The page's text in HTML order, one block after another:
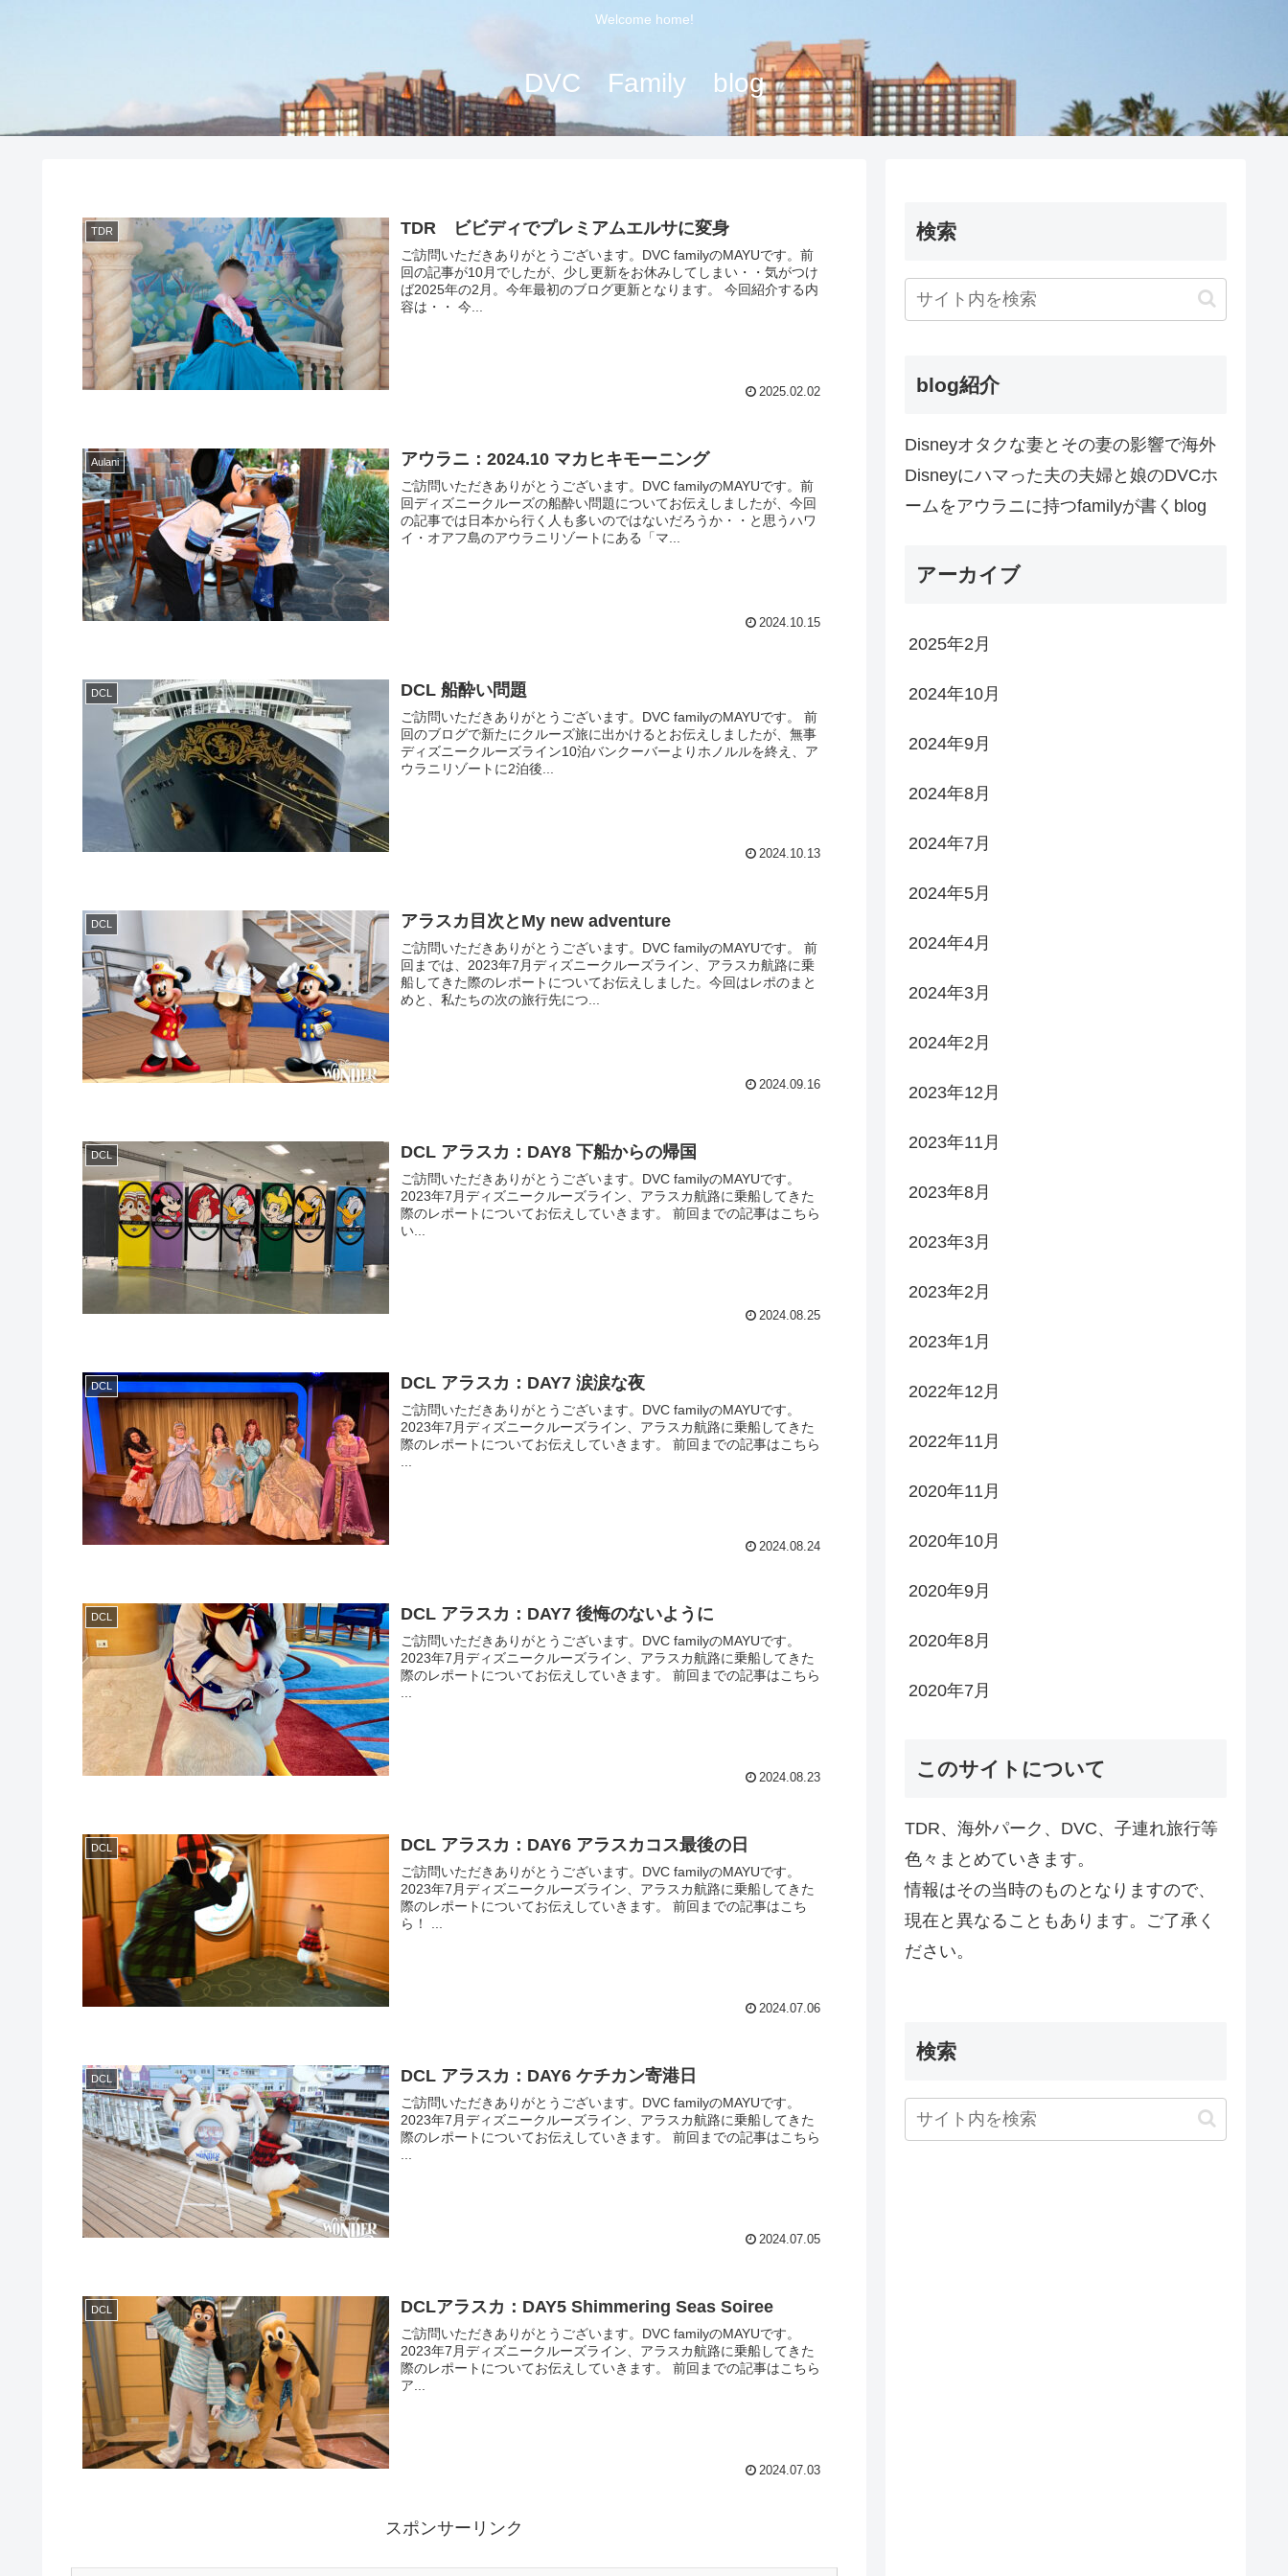
Welcome home!
DVC Family blog
TDR TDR ビビディでプレミアムエルサに変身
ご訪問いただきありがとうございます。DVC familyのMAYUです。前
回の記事が10月でしたが、少し更新をお休みしてしまい・・気がつけ
ば2025年の2月。今年最初のブログ更新となります。 今回紹介する内
容は・・ 今...
2025.02.02
Aulani アウラニ：2024.10 マカヒキモーニング
ご訪問いただきありがとうございます。DVC familyのMAYUです。前
回ディズニークルーズの船酔い問題についてお伝えしましたが、今回
の記事では日本から行く人も多いのではないだろうか・・と思うハワ
イ・オアフ島のアウラニリゾートにある「マ...
2024.10.15
DCL DCL 船酔い問題
ご訪問いただきありがとうございます。DVC familyのMAYUです。 前
回のブログで新たにクルーズ旅に出かけるとお伝えしましたが、無事
ディズニークルーズライン10泊バンクーバーよりホノルルを終え、ア
ウラニリゾートに2泊後...
2024.10.13
DCL アラスカ目次とMy new adventure
ご訪問いただきありがとうございます。DVC familyのMAYUです。 前
回までは、2023年7月ディズニークルーズライン、アラスカ航路に乗
船してきた際のレポートについてお伝えしました。今回はレポのまと
めと、私たちの次の旅行先につ...
2024.09.16
DCL DCL アラスカ：DAY8 下船からの帰国
ご訪問いただきありがとうございます。DVC familyのMAYUです。
2023年7月ディズニークルーズライン、アラスカ航路に乗船してきた
際のレポートについてお伝えしていきます。 前回までの記事はこちら
い...
2024.08.25
DCL DCL アラスカ：DAY7 涙涙な夜
ご訪問いただきありがとうございます。DVC familyのMAYUです。
2023年7月ディズニークルーズライン、アラスカ航路に乗船してきた
際のレポートについてお伝えしていきます。 前回までの記事はこちら
2024.08.24
DCL DCL アラスカ：DAY7 後悔のないように
ご訪問いただきありがとうございます。DVC familyのMAYUです。
2023年7月ディズニークルーズライン、アラスカ航路に乗船してきた
際のレポートについてお伝えしていきます。 前回までの記事はこちら
2024.08.23
DCL DCL アラスカ：DAY6 アラスカコス最後の日
ご訪問いただきありがとうございます。DVC familyのMAYUです。
2023年7月ディズニークルーズライン、アラスカ航路に乗船してきた
際のレポートについてお伝えしていきます。 前回までの記事はこち
2024.07.06
DCL DCL アラスカ：DAY6 ケチカン寄港日
ご訪問いただきありがとうございます。DVC familyのMAYUです。
2023年7月ディズニークルーズライン、アラスカ航路に乗船してきた
際のレポートについてお伝えしていきます。 前回までの記事はこちら
2024.07.05
DCL DCLアラスカ：DAY5 Shimmering Seas Soiree
ご訪問いただきありがとうございます。DVC familyのMAYUです。
2023年7月ディズニークルーズライン、アラスカ航路に乗船してきた
際のレポートについてお伝えしていきます。 前回までの記事はこちら
ア...
2024.07.03
スポンサーリンク
検索
blog紹介
Disneyオタクな妻とその妻の影響で海外
Disneyにハマった夫の夫婦と娘のDVCホ
ームをアウラニに持つfamilyが書くblog
アーカイブ
2025年2月
2024年10月
2024年9月
2024年8月
2024年7月
2024年5月
2024年4月
2024年3月
2024年2月
2023年12月
2023年11月
2023年8月
2023年3月
2023年2月
2023年1月
2022年12月
2022年11月
2020年11月
2020年10月
2020年9月
2020年8月
2020年7月
このサイトについて
TDR、海外パーク、DVC、子連れ旅行等
色々まとめていきます。
情報はその当時のものとなりますので、
現在と異なることもあります。ご了承く
ださい。
検索